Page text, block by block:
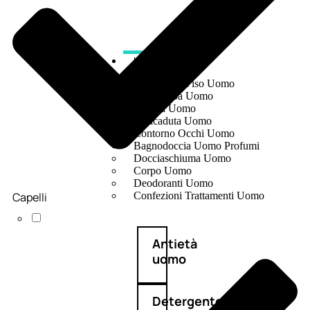
UOMO
Detergente Viso Uomo
Dopobarba Uomo
Antieta Uomo
Anticaduta Uomo
Contorno Occhi Uomo
Bagnodoccia Uomo Profumi
Docciaschiuma Uomo
Corpo Uomo
Deodoranti Uomo
Confezioni Trattamenti Uomo
Antietà
uomo
Detergente
Capelli